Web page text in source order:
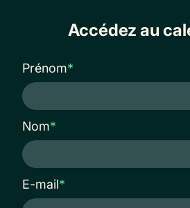
Accédez au
Prénom*
Nom*
E-mail*